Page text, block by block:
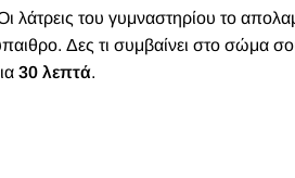
λάτρεις του γυμναστηρίου το
Δες τι συμβαίνει στο σώμα
30 λεπτά.